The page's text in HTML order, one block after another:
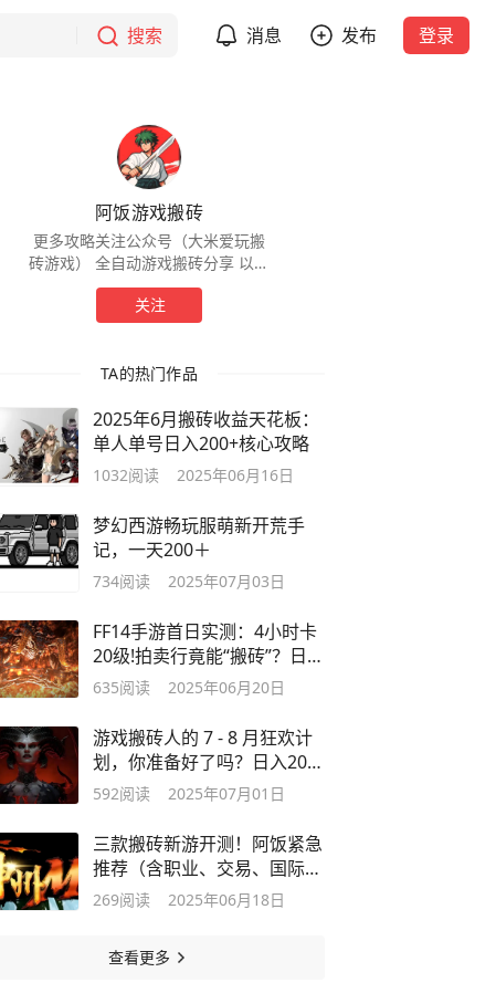
搜索 消息 发布 登录
阿饭游戏搬砖
更多攻略关注公众号（大米爱玩搬
砖游戏） 全自动游戏搬砖分享 以防
踩坑 小白可带🤝 有想法的点点关注
~❤
关注
TA的热门作品
2025年6月搬砖收益天花板：
单人单号日入200+核心攻略
1032阅读 2025年06月16日
梦幻西游畅玩服萌新开荒手
记，一天200＋
734阅读 2025年07月03日
FF14手游首日实测：4小时卡
20级!拍卖行竟能“搬砖”？日赚
200+
635阅读 2025年06月20日
游戏搬砖人的 7 - 8 月狂欢计
划，你准备好了吗？日入200
＋？
592阅读 2025年07月01日
三款搬砖新游开测！阿饭紧急
推荐（含职业、交易、国际服
攻略）
269阅读 2025年06月18日
查看更多